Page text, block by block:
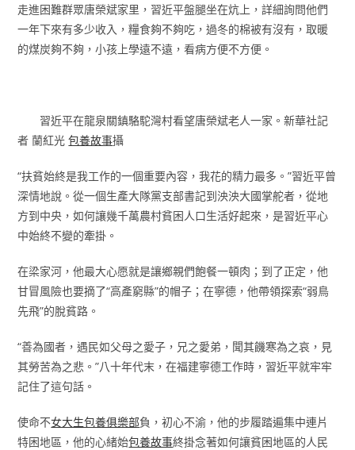
走進困難群眾唐榮斌家里，習近平盤腿坐在炕上，詳細詢問他們
一年下來有多少收入，糧食夠不夠吃，過冬的棉被有沒有，取暖
的煤炭夠不夠，小孩上學遠不遠，看病方便不方便。
習近平在龍泉關鎮駱駝灣村看望唐榮斌老人一家。新華社記
者 蘭紅光包養故事攝
“扶貧始終是我工作的一個重要內容，我花的精力最多。”習近平曾
深情地說。從一個生產大隊黨支部書記到泱泱大國掌舵者，從地
方到中央，如何讓幾千萬農村貧困人口生活好起來，是習近平心
中始終不變的牽掛。
在梁家河，他最大心愿就是讓鄉親們飽餐一頓肉；到了正定，他
甘冒風險也要摘了“高產窮縣”的帽子；在寧德，他帶領探索“弱鳥
先飛”的脫貧路。
“善為國者，遇民如父母之愛子，兄之愛弟，聞其饑寒為之哀，見
其勞苦為之悲。”八十年代末，在福建寧德工作時，習近平就牢牢
記住了這句話。
使命不女大生包養俱樂部負，初心不渝，他的步履踏遍集中連片
特困地區，他的心緒始包養故事終掛念著如何讓貧困地區的人民